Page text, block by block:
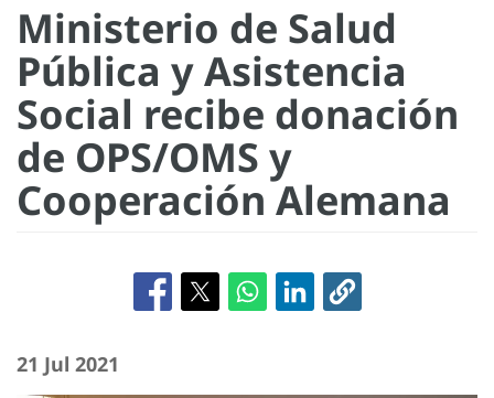
Ministerio de Salud
Pública y Asistencia
Social recibe donación
de OPS/OMS y
Cooperación Alemana
21 Jul 2021